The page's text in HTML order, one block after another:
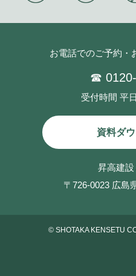
お電話でのご予約・
☎
受付時間 平
資料ダ
昇高建
〒726-0023 広島
©SHOTAKA KENSETU